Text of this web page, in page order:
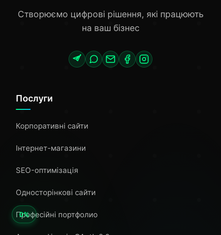
Створюємо цифрові рішення, які працюють
на ваш бізнес
Послуги
Корпоративні сайти
Інтернет-магазини
SEO-оптимізація
Односторінкові сайти
Професійні портфолио